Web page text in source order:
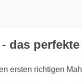
das
ersten richtigen